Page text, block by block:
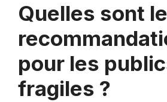
Quelles sont
pour les
fragiles ?